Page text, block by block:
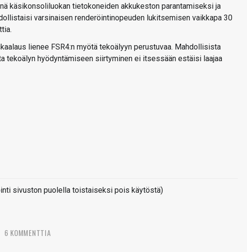
käsikonsoliluokan tietokoneiden akkukeston parantamiseksi ja
varsinaisen renderöintinopeuden lukitsemisen vaikkapa 30
lienee FSR4:n myötä tekoälyyn perustuvaa. Mahdollisista
tekoälyn hyödyntämiseen siirtyminen ei itsessään estäisi laajaa
sivuston puolella toistaiseksi pois käytöstä)
6 KOMMENTTIA